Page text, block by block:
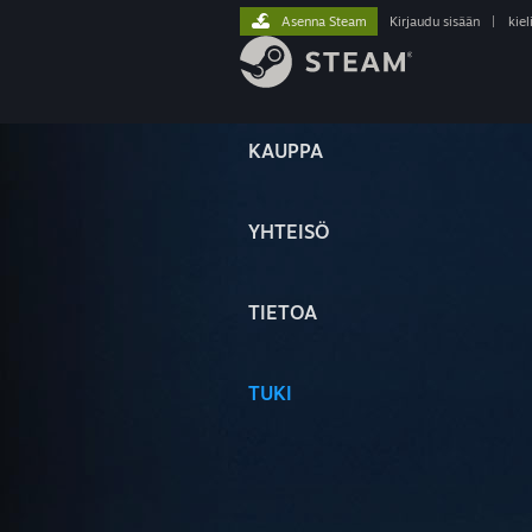
KAUPPA
YHTEISÖ
TIETOA
TUKI
Asenna Steam Kirjaudu sisään kieli